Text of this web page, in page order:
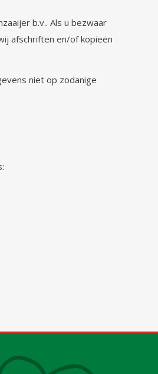
b.v.. Als u bezwaar
afschriften en/of kopieën
niet op zodanige